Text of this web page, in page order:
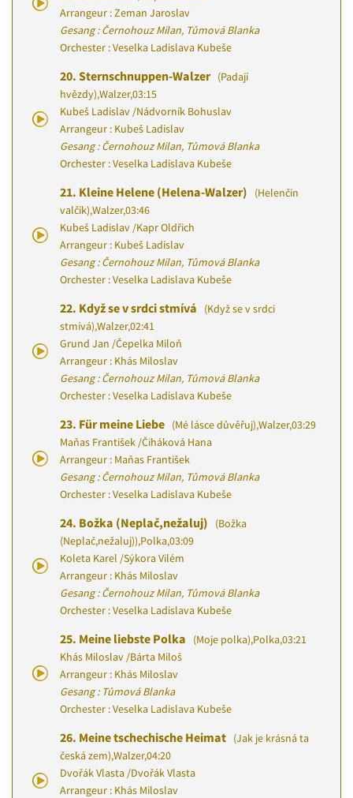
Arrangeur : Zeman Jaroslav
Gesang : Černohouz Milan, Tůmová Blanka
Orchester : Veselka Ladislava Kubeše
20. Sternschnuppen-Walzer (Padají
hvězdy),Walzer,03:15
Kubeš Ladislav /Nádvorník Bohuslav
Arrangeur : Kubeš Ladislav
Gesang : Černohouz Milan, Tůmová Blanka
Orchester : Veselka Ladislava Kubeše
21. Kleine Helene (Helena-Walzer)
(Helenčin
valčík),Walzer,03:46
Kubeš Ladislav /Kapr Oldřich
Arrangeur : Kubeš Ladislav
Gesang : Černohouz Milan, Tůmová Blanka
Orchester : Veselka Ladislava Kubeše
22. Když se v srdci stmívá
(Když se v srdci
stmívá),Walzer,02:41
Grund Jan /Čepelka Miloň
Arrangeur : Khás Miloslav
Gesang : Černohouz Milan, Tůmová Blanka
Orchester : Veselka Ladislava Kubeše
23. Für meine Liebe (Mé lásce důvěřuj),Walzer,03:29
Maňas František /Čiháková Hana
Arrangeur : Maňas František
Gesang : Černohouz Milan, Tůmová Blanka
Orchester : Veselka Ladislava Kubeše
24. Božka (Neplač,nežaluj)
(Božka
(Neplač,nežaluj)),Polka,03:09
Koleta Karel /Sýkora Vilém
Arrangeur : Khás Miloslav
Gesang : Černohouz Milan, Tůmová Blanka
Orchester : Veselka Ladislava Kubeše
25. Meine liebste Polka (Moje polka),Polka,03:21
Khás Miloslav /Bárta Miloš
Arrangeur : Khás Miloslav
Gesang : Tůmová Blanka
Orchester : Veselka Ladislava Kubeše
26. Meine tschechische Heimat (Jak je krásná ta
česká zem),Walzer,04:20
Dvořák Vlasta /Dvořák Vlasta
Arrangeur : Khás Miloslav